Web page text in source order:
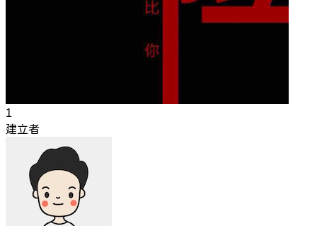
1
建立者